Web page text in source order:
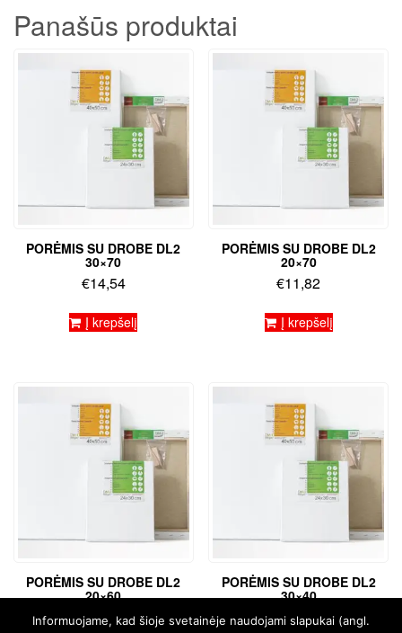
Panašūs produktai
PORĖMIS SU DROBE DL2
30×70
€14,54
Į krepšelį
PORĖMIS SU DROBE DL2
20×70
€11,82
Į krepšelį
PORĖMIS SU DROBE DL2
20×60
€10,70
PORĖMIS SU DROBE DL2
30×40
€ 9,65
Informuojame, kad šioje svetainėje naudojami slapukai (angl.